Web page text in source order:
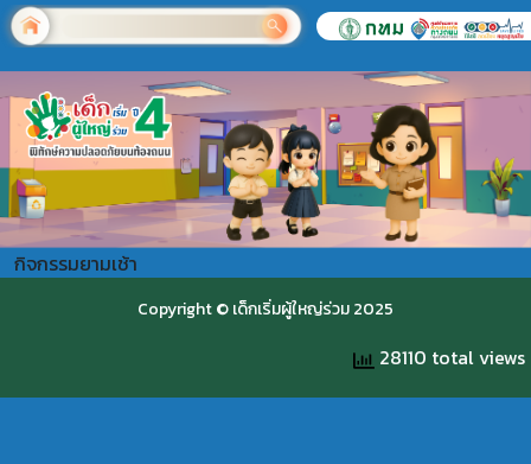
กิจกรรมยามเช้า
Copyright © เด็กเริ่มผู้ใหญ่ร่วม 2025
28110 total views